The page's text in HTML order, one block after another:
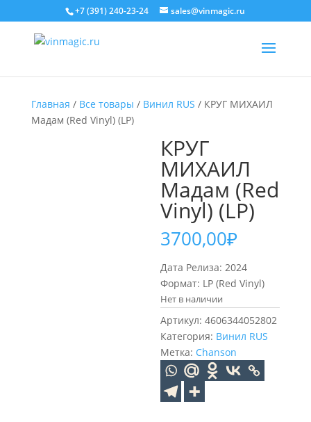
+7 (391) 240-23-24 sales@vinmagic.ru
Главная / Все товары / Винил RUS / КРУГ МИХАИЛ
Мадам (Red Vinyl) (LP)
КРУГ
МИХАИЛ
Мадам (Red
Vinyl) (LP)
3700,00₽
Дата Релиза: 2024
Формат: LP (Red Vinyl)
Нет в наличии
Артикул:4606344052802
Категория: Винил RUS
Метка: Chanson